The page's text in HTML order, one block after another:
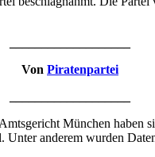
Von Piratenpartei
München haben
anderem wurden